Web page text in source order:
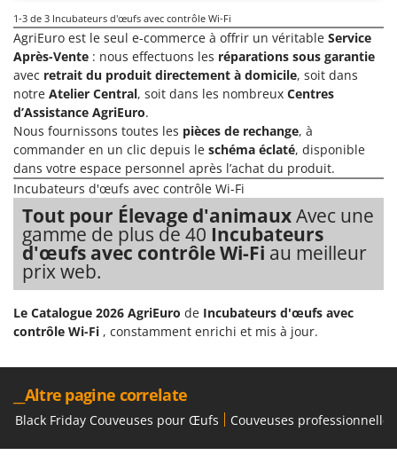
G
Générateurs d'air chaud
Godets à terre basculants pour tracteur
Groupes électrogènes
Gyrobroyeurs à lame pour tracteur
H
Haches - Cognées et Hachettes
Hachoirs à viande
Herses à Dents
Herses Rotatives
L
Lames à neige
Lames niveleuses pour tracteur
Lave-vitres
Lieuses électriques pour vignes
M
Machines à pâtes
Dominion
Dreame
E
EcoFlow
Edilmark
Effeuno
Einhell
Elegen
Energy Gruppi
Enotecnica Pillan
Eschenfelder
EuroMech
FAC
Fama Industrie
Famag
1-3 de 3 Incubateurs d'œufs avec contrôle Wi-Fi
AgriEuro est le seul e-commerce à offrir un véritable Service
Après-Vente : nous effectuons les réparations sous garantie
avec retrait du produit directement à domicile, soit dans
notre Atelier Central, soit dans les nombreux Centres
d’Assistance AgriEuro.
Nous fournissons toutes les pièces de rechange, à
commander en un clic depuis le schéma éclaté, disponible
dans votre espace personnel après l’achat du produit.
Incubateurs d'œufs avec contrôle Wi-Fi
Tout pour Élevage d'animauxAvec une
gamme de plus de 40 Incubateurs
d'œufs avec contrôle Wi-Fi au meilleur
prix web.
Le Catalogue 2026 AgriEuro de Incubateurs d'œufs avec
contrôle Wi-Fi , constamment enrichi et mis à jour.
__Altre pagine correlate
Black Friday Couveuses pour Œufs Couveuses